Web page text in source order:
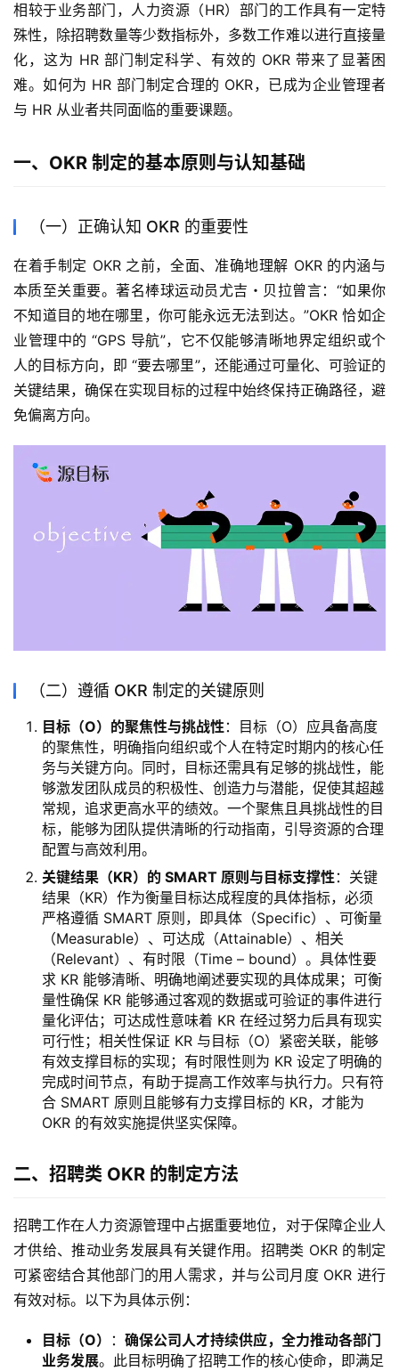
相较于业务部门，人力资源（HR）部门的工作具有一定特
殊性，除招聘数量等少数指标外，多数工作难以进行直接量
化，这为 HR 部门制定科学、有效的 OKR 带来了显著困
难。如何为 HR 部门制定合理的 OKR，已成为企业管理者
与 HR 从业者共同面临的重要课题。
一、OKR 制定的基本原则与认知基础
（一）正确认知 OKR 的重要性
在着手制定 OKR 之前，全面、准确地理解 OKR 的内涵与
本质至关重要。著名棒球运动员尤吉・贝拉曾言：“如果你
不知道目的地在哪里，你可能永远无法到达。”OKR 恰如企
业管理中的 “GPS 导航”，它不仅能够清晰地界定组织或个
人的目标方向，即 “要去哪里”，还能通过可量化、可验证的
关键结果，确保在实现目标的过程中始终保持正确路径，避
免偏离方向。
（二）遵循 OKR 制定的关键原则
目标（O）的聚焦性与挑战性：目标（O）应具备高度
的聚焦性，明确指向组织或个人在特定时期内的核心任
务与关键方向。同时，目标还需具有足够的挑战性，能
够激发团队成员的积极性、创造力与潜能，促使其超越
常规，追求更高水平的绩效。一个聚焦且具挑战性的目
标，能够为团队提供清晰的行动指南，引导资源的合理
配置与高效利用。
关键结果（KR）的 SMART 原则与目标支撑性：关键
结果（KR）作为衡量目标达成程度的具体指标，必须
严格遵循 SMART 原则，即具体（Specific）、可衡量
（Measurable）、可达成（Attainable）、相关
（Relevant）、有时限（Time – bound）。具体性要
求 KR 能够清晰、明确地阐述要实现的具体成果；可衡
量性确保 KR 能够通过客观的数据或可验证的事件进行
量化评估；可达成性意味着 KR 在经过努力后具有现实
可行性；相关性保证 KR 与目标（O）紧密关联，能够
有效支撑目标的实现；有时限性则为 KR 设定了明确的
完成时间节点，有助于提高工作效率与执行力。只有符
合 SMART 原则且能够有力支撑目标的 KR，才能为
OKR 的有效实施提供坚实保障。
二、招聘类 OKR 的制定方法
招聘工作在人力资源管理中占据重要地位，对于保障企业人
才供给、推动业务发展具有关键作用。招聘类 OKR 的制定
可紧密结合其他部门的用人需求，并与公司月度 OKR 进行
有效对标。以下为具体示例：
目标（O） ： 确保公司人才持续供应，全力推动各部门
业务发展。此目标明确了招聘工作的核心使命，即满足